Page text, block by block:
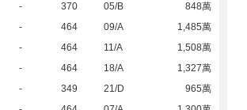
- 370 05/B
848萬
- 464 09/A
1,485萬
- 464 11/A
1,508萬
- 464 18/A
1,327萬
- 349 21/D
965萬